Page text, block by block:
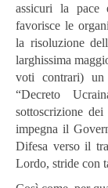
assicuri la
favorisce le
la risoluzione
larghissima
voti contrari) un
“Decreto
sottoscrizione
impegna il
Difesa verso il
Lordo, stride con